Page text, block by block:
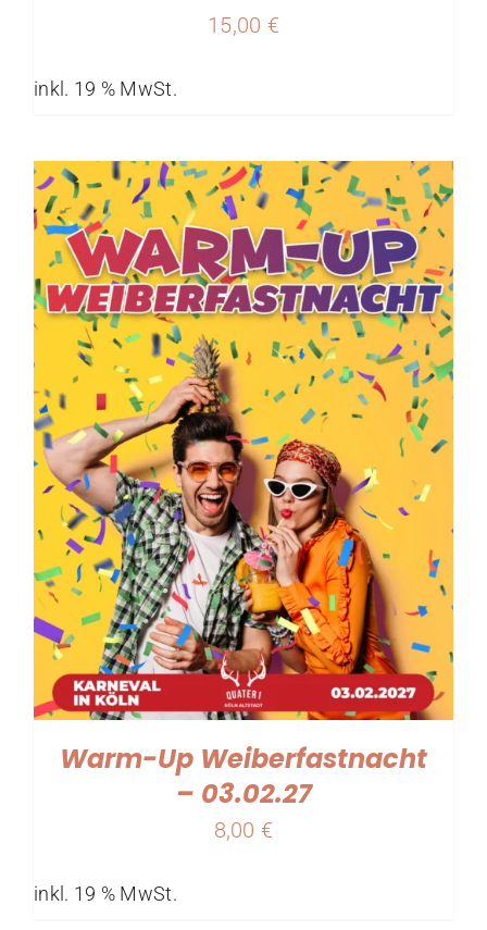
15,00 €
inkl. 19 % MwSt.
Warm-Up Weiberfastnacht
– 03.02.27
8,00€
inkl. 19 % MwSt.